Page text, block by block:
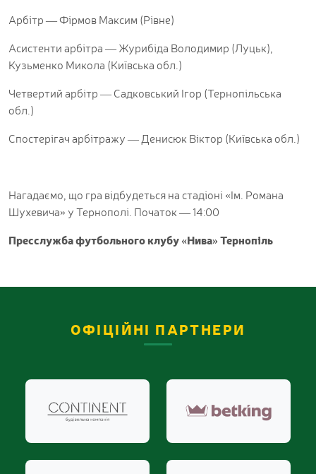
Арбітр — Фірмов Максим (Рівне)
Асистенти арбітра — Журибіда Володимир (Луцьк),
Кузьменко Микола (Київська обл.)
Четвертий арбітр — Садковський Ігор (Тернопільська
обл.)
Спостерігач арбітражу — Денисюк Віктор (Київська обл.)
Нагадаємо, що гра відбудеться на стадіоні «Ім. Романа
Шухевича» у Тернополі. Початок — 14:00
Пресслужба футбольного клубу «Нива» Тернопіль
ОФІЦІЙНІ ПАРТНЕРИ